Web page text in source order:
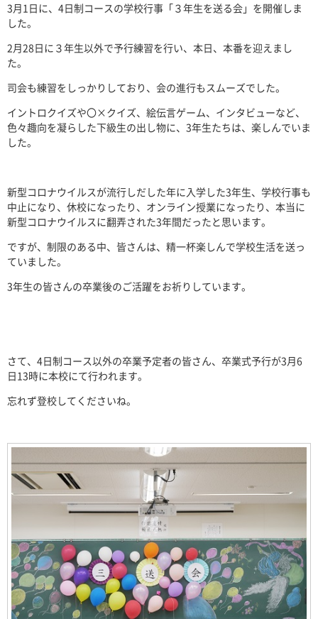
3月1日に、4日制コースの学校行事「３年生を送る会」を開催しま
した。
2月28日に３年生以外で予行練習を行い、本日、本番を迎えまし
た。
司会も練習をしっかりしており、会の進行もスムーズでした。
イントロクイズや〇×クイズ、絵伝言ゲーム、インタビューなど、
色々趣向を凝らした下級生の出し物に、3年生たちは、楽しんでいま
した。
新型コロナウイルスが流行しだした年に入学した3年生、学校行事も
中止になり、休校になったり、オンライン授業になったり、本当に
新型コロナウイルスに翻弄された3年間だったと思います。
ですが、制限のある中、皆さんは、精一杯楽しんで学校生活を送っ
ていました。
3年生の皆さんの卒業後のご活躍をお祈りしています。
さて、4日制コース以外の卒業予定者の皆さん、卒業式予行が3月6
日13時に本校にて行われます。
忘れず登校してくださいね。